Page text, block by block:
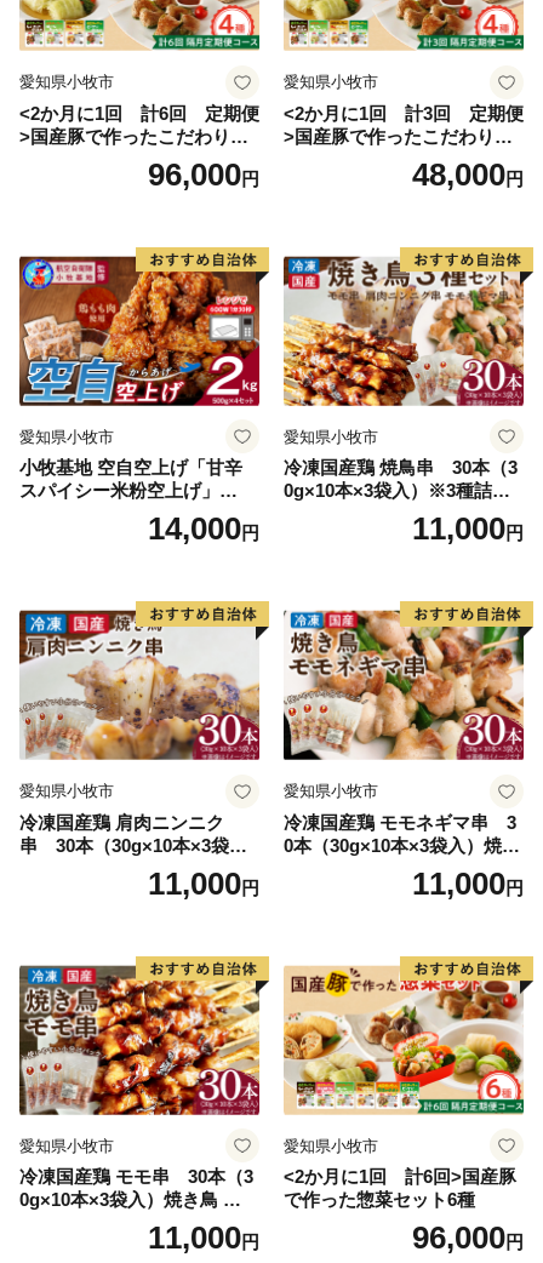
愛知県小牧市
<2か月に1回 計6回 定期便
>国産豚で作ったこだわり惣
96,000円
愛知県小牧市
<2か月に1回 計3回 定期便
>国産豚で作ったこだわり惣
48,000円
愛知県小牧市
小牧基地 空自空上げ「甘辛
スパイシー米粉空上げ」
（計2kg 500g×4袋）手羽先
14,000円
愛知県小牧市
冷凍国産鶏 焼鳥串 30本（3
0g×10本×3袋入）※3種詰め
合わせ 焼き鳥 おつまみ バー
ベキュー 小分け 国産 鶏肉 焼
材 具材 お家居酒屋 詰め合わ
せ
11,000円
愛知県小牧市
冷凍国産鶏 肩肉ニンニク
串 30本（30g×10本×3袋
入）焼き鳥 おつまみ バーベ
キュー 小分け 国産 鶏肉 焼鳥
材 お家居酒屋 にんにく
11,000円
愛知県小牧市
冷凍国産鶏 モモネギマ串 3
0本（30g×10本×3袋入）焼き
鳥 おつまみ バーベキュー 小
分け 国産 鶏肉 焼鳥 やきとり
居酒屋 ねぎま ネギマ
11,000円
愛知県小牧市
冷凍国産鶏 モモ串 30本（3
0g×10本×3袋入）焼き鳥 おつ
まみ バーベキュー 小分け 国
産 鶏肉 焼鳥 やきとり 串 惣
11,000円
愛知県小牧市
<2か月に1回 計6回>国産豚
で作った惣菜セット6種
96,000円